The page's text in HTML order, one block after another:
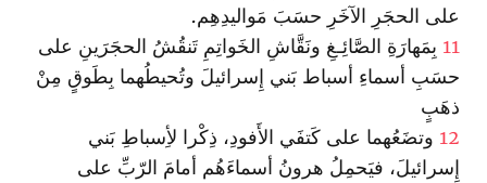
على الحجَرِ الآخَرِ حسَبَ مَواليدِهِم.
11 بِمَهارَةِ الصَّائِـغِ ونَقَّاشِ الخَواتِمِ تَنقُشُ الحجَرَينِ على
حسَبِ أسماءِ أسباط بَني إِسرائيلَ وتُحيطُهما بِطَوقٍ مِنْ
ذهَبٍ
12 وتضَعُهما على كَتفَي الأَفودِ، ذِكْرا لأِسباطِ بَني
إِسرائيلَ، فيَحمِلُ هرونُ أسماءَهُم أمامَ الرّبِّ على